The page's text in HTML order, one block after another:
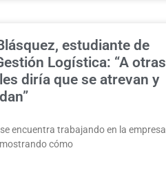
estudiante de
Logística: “A otras
diría que se atrevan y
encuentra trabajando en la empresa
cómo